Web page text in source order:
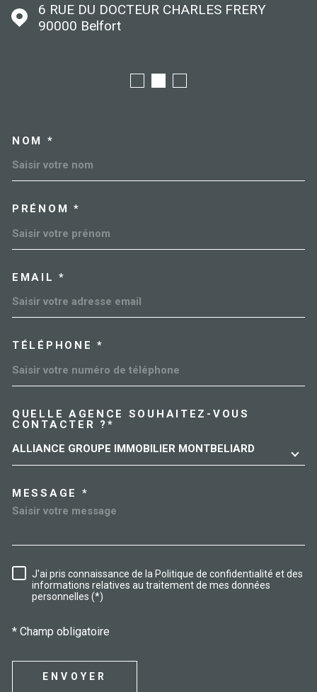
6 RUE DU DOCTEUR CHARLES FRERY
90000
Belfort
NOM *
PRÉNOM *
EMAIL *
TÉLÉPHONE *
QUELLE AGENCE SOUHAITEZ-VOUS
CONTACTER ?*
ALLIANCE GROUPE IMMOBILIER MONTBELIARD
MESSAGE *
RÈGLEMENTATION
J'ai pris connaissance de la Politique de confidentialité et des
informations relatives au traitement de mes données
personnelles (*)
* Champ obligatoire
ENVOYER